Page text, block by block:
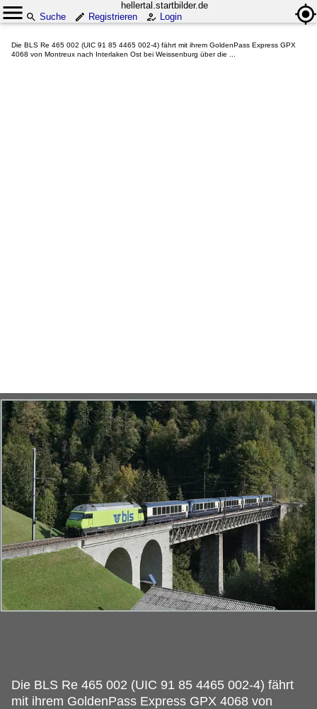
hellertal.startbilder.de
Suche
Registrieren Login
Die BLS Re 465 002 (UIC 91 85 4465 002-4) fährt mit ihrem GoldenPass Express GPX
4068 von Montreux nach Interlaken Ost bei Weissenburg über die ...
Die BLS Re 465 002 (UIC 91 85 4465 002-4) fährt
mit ihrem GoldenPass Express GPX 4068 von